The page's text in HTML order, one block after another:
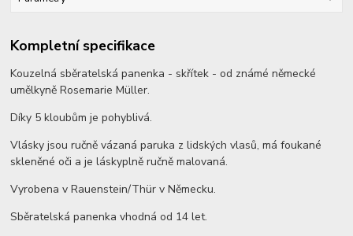
Kompletní specifikace
Kouzelná sběratelská panenka - skřítek - od známé německé
umělkyně Rosemarie Müller.
Díky 5 kloubům je pohyblivá.
Vlásky jsou ručně vázaná paruka z lidských vlasů, má foukané
skleněné oči a je láskyplně ručně malovaná.
Vyrobena v Rauenstein/Thür v Německu.
Sběratelská panenka vhodná od 14 let.